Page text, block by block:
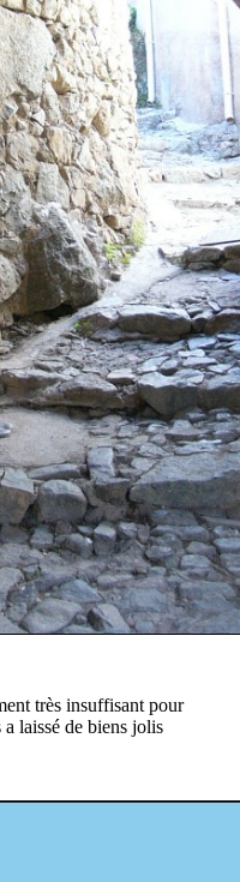
très insuffisant pour
laissé de biens jolis